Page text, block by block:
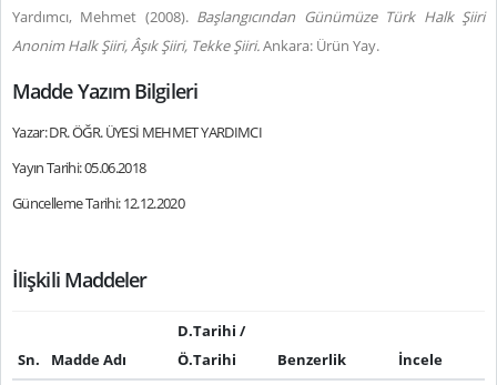
Yardımcı, Mehmet (2008). Başlangıcından Günümüze Türk Halk Şiiri
Anonim Halk Şiiri, Âşık Şiiri, Tekke Şiiri.Ankara: Ürün Yay.
Madde Yazım Bilgileri
Yazar: DR. ÖĞR. ÜYESİ MEHMET YARDIMCI
Yayın Tarihi: 05.06.2018
Güncelleme Tarihi: 12.12.2020
İlişkili Maddeler
Sn. Madde Adı
D.Tarihi /
Ö.Tarihi
Benzerlik
İncele